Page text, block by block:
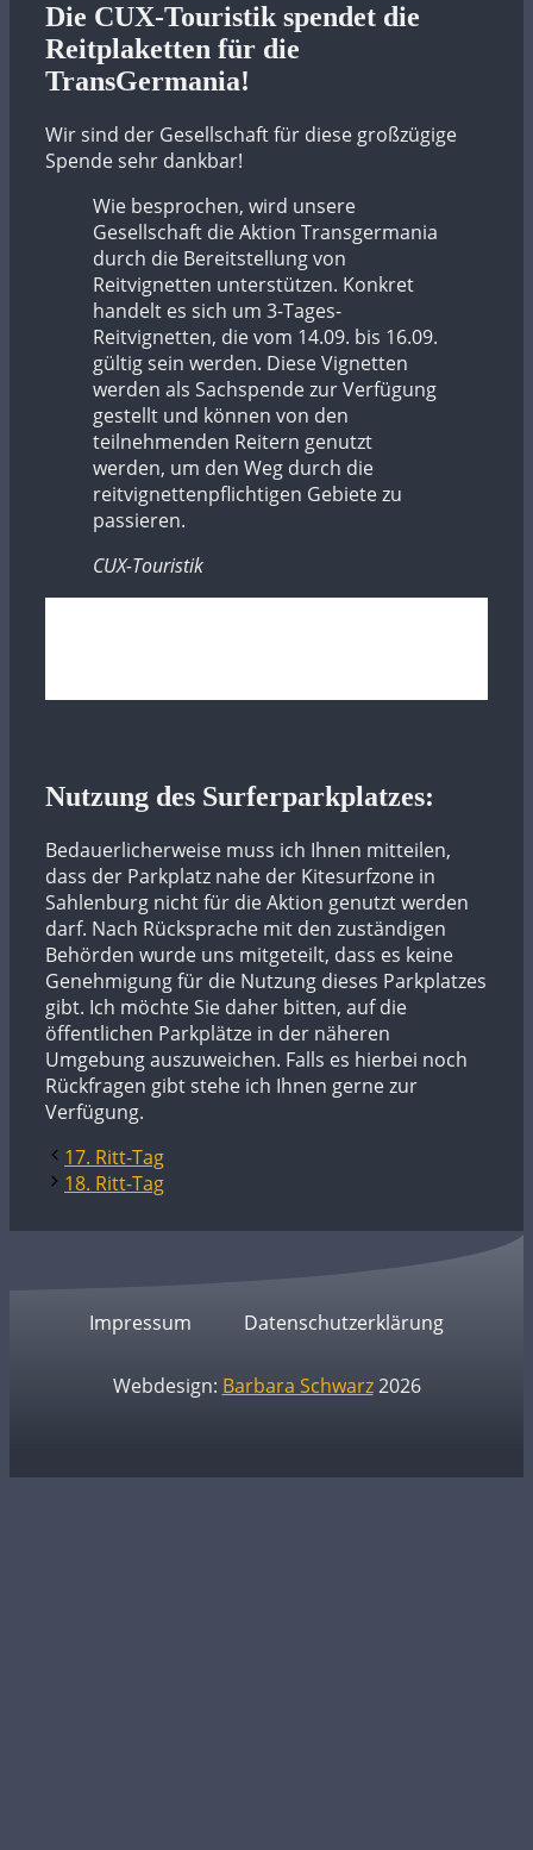
Die CUX-Touristik spendet die
Reitplaketten für die
TransGermania!
Wir sind der Gesellschaft für diese großzügige
Spende sehr dankbar!
Wie besprochen, wird unsere
Gesellschaft die Aktion Transgermania
durch die Bereitstellung von
Reitvignetten unterstützen. Konkret
handelt es sich um 3-Tages-
Reitvignetten, die vom 14.09. bis 16.09.
gültig sein werden. Diese Vignetten
werden als Sachspende zur Verfügung
gestellt und können von den
teilnehmenden Reitern genutzt
werden, um den Weg durch die
reitvignettenpflichtigen Gebiete zu
passieren.
CUX-Touristik
Nutzung des Surferparkplatzes:
Bedauerlicherweise muss ich Ihnen mitteilen,
dass der Parkplatz nahe der Kitesurfzone in
Sahlenburg nicht für die Aktion genutzt werden
darf. Nach Rücksprache mit den zuständigen
Behörden wurde uns mitgeteilt, dass es keine
Genehmigung für die Nutzung dieses Parkplatzes
gibt. Ich möchte Sie daher bitten, auf die
öffentlichen Parkplätze in der näheren
Umgebung auszuweichen. Falls es hierbei noch
Rückfragen gibt stehe ich Ihnen gerne zur
Verfügung.
17. Ritt-Tag
18. Ritt-Tag
Impressum Datenschutzerklärung
Webdesign: Barbara Schwarz2026